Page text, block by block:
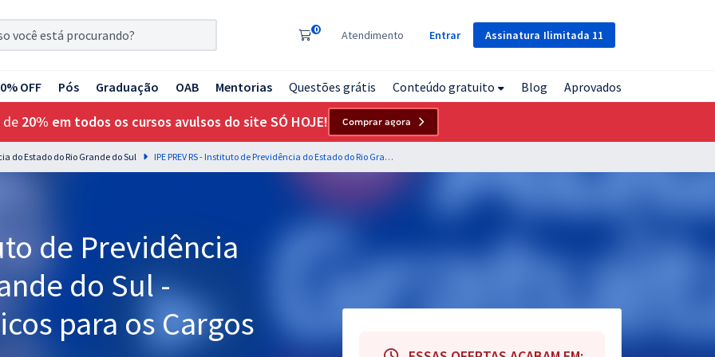
Assinatura Ilimitada 11
0 Atendimento Entrar
OFF Pós Graduação OAB Mentorias Questões grátis Conteúdo gratuito Blog Aprovados
de 20% em todos os cursos avulsos do site SÓ HOJE! Comprar agora
do Estado do Rio Grande do Sul IPE PREV RS - Instituto de Previdência do Estado do Rio Grande do Sul - Conhecimentos Básicos para os Cargos de Nível Superior
de Previdência
do Sul -
para os Cargos